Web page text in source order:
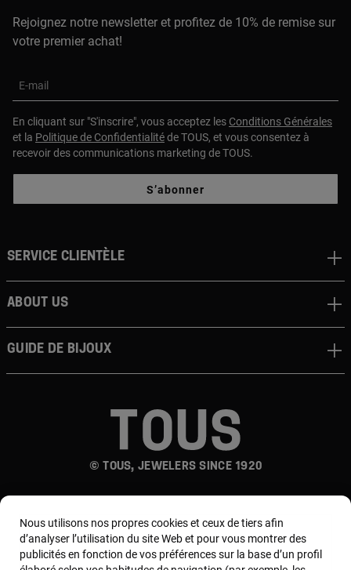
Rejoignez notre newsletter et profitez de 10% de remise sur
votre premier achat!
E-mail
En cliquant sur "S'inscrire", vous acceptez les Conditions Générales
et la Politique de Confidentialitéde TOUS, et vous consentez à
recevoir des communications marketing de TOUS.
S’abonner
© TOUS, JEWELERS SINCE 1920
Service clientèle
About us
Guide de bijoux
Nous utilisons nos propres cookies et ceux de tiers afin
d’analyser l’utilisation du site Web et pour vous montrer des
publicités en fonction de vos préférences sur la base d’un profil